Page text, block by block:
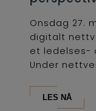
Onsdag 27.
digitalt
et ledelses-
Under
LES NÅ